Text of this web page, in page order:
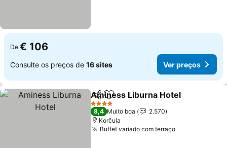
De € 106
Consulte os preços de 16 sites Ver preços
PartilharAdicionar aos favoritos
Aminess Liburna Hotel
4 Estrelas
8,4 Muito boa
2.570
Korčula
Buffet variado com terraço